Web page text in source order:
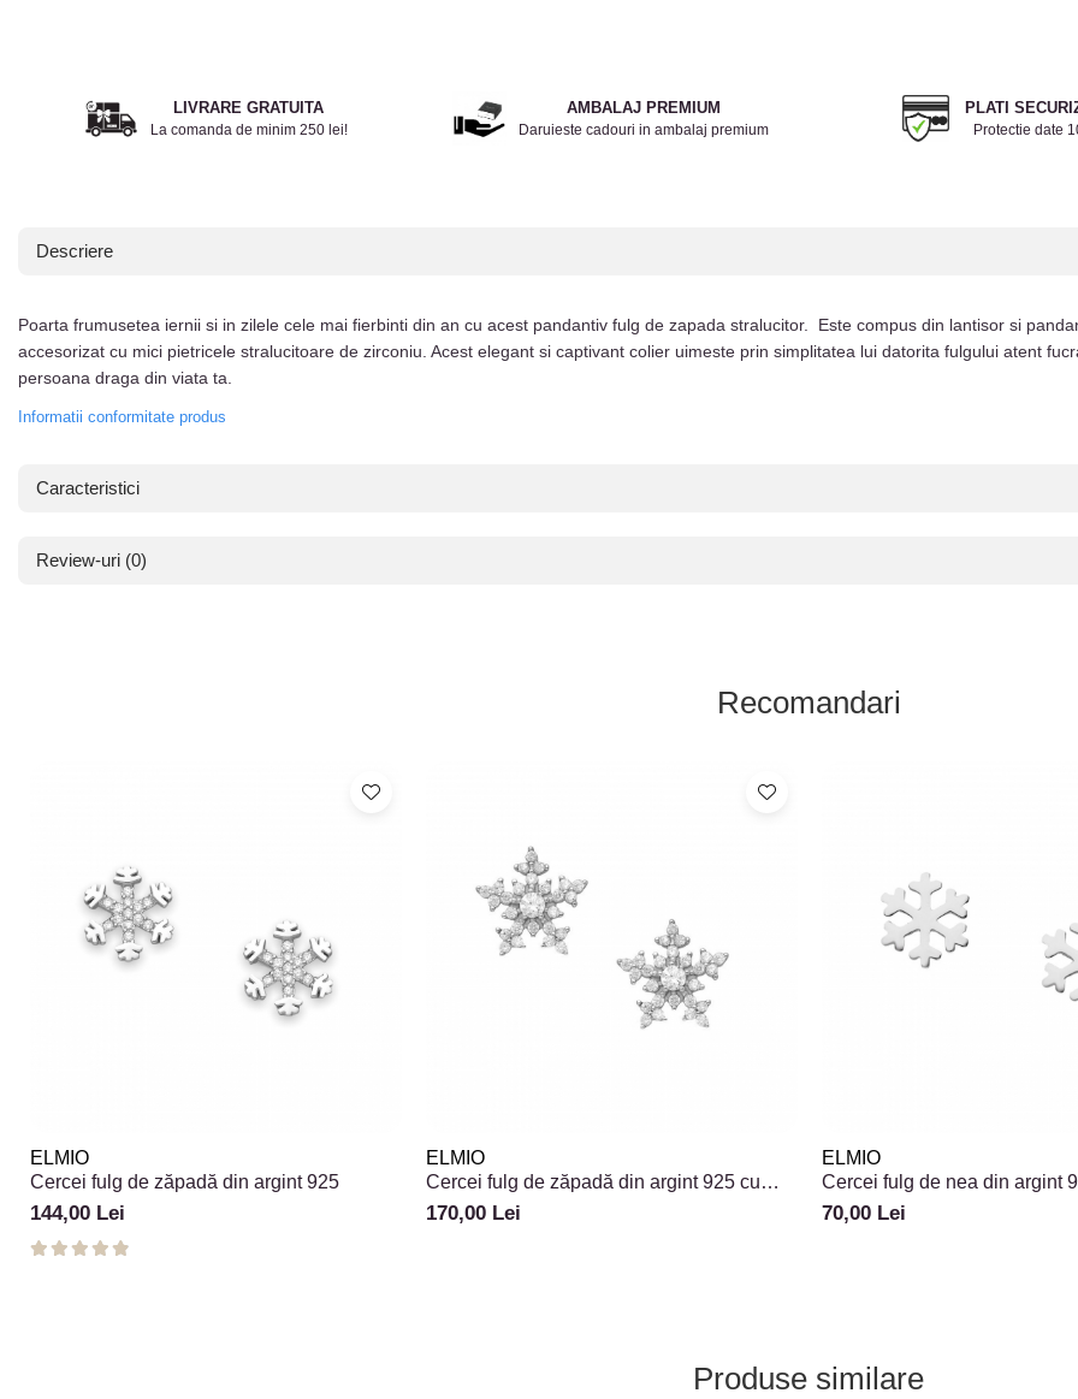
LIVRARE GRATUITA
La comanda de minim 250 lei!
AMBALAJ PREMIUM
Daruieste cadouri in ambalaj premium
PLATI
Protectie date
Descriere
Poarta frumusetea iernii si in zilele cele mai fierbinti din an cu acest pandantiv fulg de zapada stralucitor. Este compus din lantisor si
accesorizat cu mici pietricele stralucitoare de zirconiu. Acest elegant si captivant colier uimeste prin simplitatea lui datorita fulgului atent
persoana draga din viata ta.
Informatii conformitate produs
Caracteristici
Review-uri (0)
Recomandari
ELMIO
Cercei fulg de zăpadă din argint 925
144,00 Lei
ELMIO
Cercei fulg de zăpadă din argint 925 cu
zirconii Snowflake
170,00 Lei
ELMIO
Cercei fulg de nea din argint
70,00 Lei
Produse similare